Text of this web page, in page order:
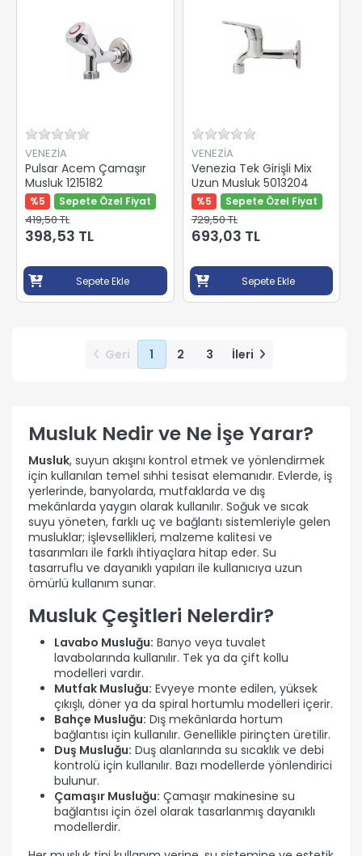
VENEZİA
Pulsar Acem Çamaşır
Musluk 1215182
%5 Sepete Özel Fiyat
419,50 TL
398,53 TL
Sepete Ekle
VENEZİA
Venezia Tek Girişli Mix
Uzun Musluk 5013204
%5 Sepete Özel Fiyat
729,50 TL
693,03 TL
Sepete Ekle
Geri 1 2 3 İleri
Musluk Nedir ve Ne İşe Yarar?
Musluk, suyun akışını kontrol etmek ve yönlendirmek
için kullanılan temel sıhhi tesisat elemanıdır. Evlerde, iş
yerlerinde, banyolarda, mutfaklarda ve dış
mekânlarda yaygın olarak kullanılır. Soğuk ve sıcak
suyu yöneten, farklı uç ve bağlantı sistemleriyle gelen
musluklar; işlevsellikleri, malzeme kalitesi ve
tasarımları ile farklı ihtiyaçlara hitap eder. Su
tasarruflu ve dayanıklı yapıları ile kullanıcıya uzun
ömürlü kullanım sunar.
Musluk Çeşitleri Nelerdir?
Lavabo Musluğu: Banyo veya tuvalet
lavabolarında kullanılır. Tek ya da çift kollu
modelleri vardır.
Mutfak Musluğu: Evyeye monte edilen, yüksek
çıkışlı, döner ya da spiral hortumlu modelleri içerir.
Bahçe Musluğu: Dış mekânlarda hortum
bağlantısı için kullanılır. Genellikle pirinçten üretilir.
Duş Musluğu: Duş alanlarında su sıcaklık ve debi
kontrolü için kullanılır. Bazı modellerde yönlendirici
bulunur.
Çamaşır Musluğu: Çamaşır makinesine su
bağlantısı için özel olarak tasarlanmış dayanıklı
modellerdir.